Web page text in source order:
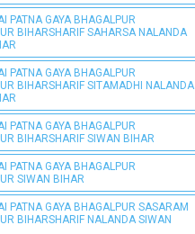
PATNA GAYA BHAGALPUR
BIHARSHARIF SAHARSA NALANDA
PATNA GAYA BHAGALPUR
BIHARSHARIF SITAMADHI NALANDA
PATNA GAYA BHAGALPUR
BIHARSHARIF SIWAN BIHAR
PATNA GAYA BHAGALPUR
SIWAN BIHAR
PATNA GAYA BHAGALPUR SASARAM
BIHARSHARIF NALANDA SIWAN